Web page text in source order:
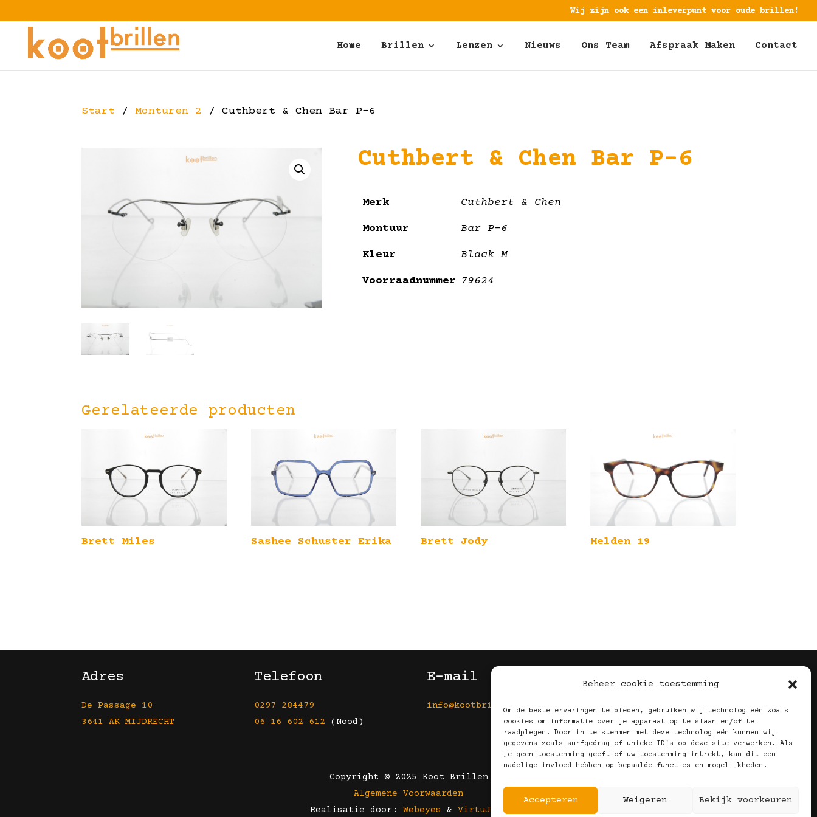
Beheer cookie toestemming
Om de beste ervaringen te bieden, gebruiken wij technologieën zoals
cookies om informatie over je apparaat op te slaan en/of te
raadplegen. Door in te stemmen met deze technologieën kunnen wij
gegevens zoals surfgedrag of unieke ID's op deze site verwerken. Als
je geen toestemming geeft of uw toestemming intrekt, kan dit een
nadelige invloed hebben op bepaalde functies en mogelijkheden.
Accepteren Weigeren Bekijk voorkeuren
Wij zijn ook een inleverpunt voor oude brillen!
Home Brillen Lenzen Nieuws Ons Team Afspraak Maken Contact
Start /Monturen 2 / Cuthbert & Chen Bar P-6
Cuthbert & Chen Bar P-6
Merk Cuthbert & Chen
Montuur Bar P-6
Kleur Black M
Voorraadnummer 79624
Gerelateerde producten
Brett Miles Sashee Schuster Erika Brett Jody Helden 19
Adres
De Passage 10
3641 AK MIJDRECHT
Telefoon
0297 284479
06 16 602 612 (Nood)
E-mail
info@kootbrillen.nl
Volg Ons!
Copyright © 2025 Koot Brillen
Algemene Voorwaarden
Realisatie door: Webeyes & VirtuJoos